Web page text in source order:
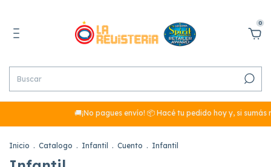
0
🚚¡No pagues envío! 📦 Hacé tu pedido hoy y, si sumás más de
Inicio . Catalogo . Infantil . Cuento . Infantil